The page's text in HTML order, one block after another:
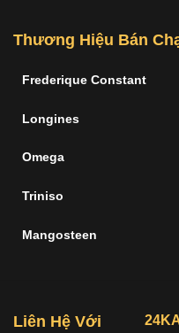
Thương Hiệu Bán
Frederique Constant
Longines
Omega
Triniso
Mangosteen
Liên Hệ Với